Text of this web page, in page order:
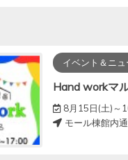
イベント＆ニュ
Hand workマ
8月15日(土)
モール棟館内